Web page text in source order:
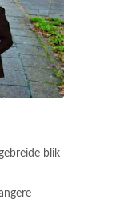
blik